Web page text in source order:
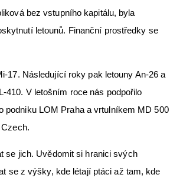
bez vstupního kapitálu, byla
letounů. Finanční prostředky se
17. Následující roky pak letouny An-26 a
410. V letošním roce nás podpořilo
podniku LOM Praha a vrtulníkem MD 500
se jich. Uvědomit si hranici svých
se z výšky, kde létají ptáci až tam, kde